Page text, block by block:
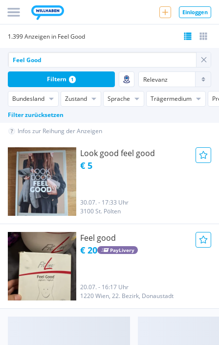
Einloggen
1.399 Anzeigen in Feel Good
Bundesland Zustand Sprache Trägermedium
Filter zurücksetzen
Filtern 1
Infos zur Reihung der Anzeigen
Look good feel good
€ 5
30.07. - 17:33 Uhr
3100 St. Pölten
Feel good
€ 20 PayLivery
20.07. - 16:17 Uhr
1220 Wien, 22. Bezirk, Donaustadt